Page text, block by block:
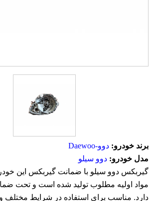
برند خودرو: دوو-Daewoo
مدل خودرو: دوو سیلو
گیربکس دوو سیلو با ضمانت گیربکس این
مواد اولیه مطلوب تولید شده است و تحت
دارد. مناسب برای استفاده در شرایط مختلف